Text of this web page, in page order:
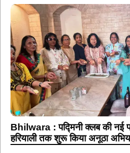
Bhilwara : पद्मिनी क्लब की नई
हरियाली तक शुरू किया अनूठा